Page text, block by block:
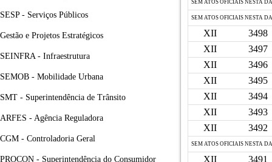
SESP - Serviços Públicos
Gestão e Projetos Estratégicos
SEINFRA - Infraestrutura
SEMOB - Mobilidade Urbana
SMT - Superintendência de Trânsito
ARFES - Agência Reguladora
CGM - Controladoria Geral
PROCON - Superintendência do Consumidor
SEM ATOS OFICIAIS NESTA
SEM ATOS OFICIAIS NESTA
XII
3498
XII
3497
XII
3496
XII
3495
XII
3494
XII
3493
XII
3492
SEM ATOS OFICIAIS NESTA
XII 3491